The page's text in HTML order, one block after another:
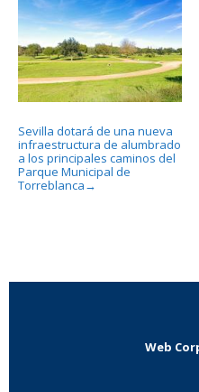
Sevilla dotará de una nueva
infraestructura de alumbrado
a los principales caminos del
Parque Municipal de
Torreblanca →
Web